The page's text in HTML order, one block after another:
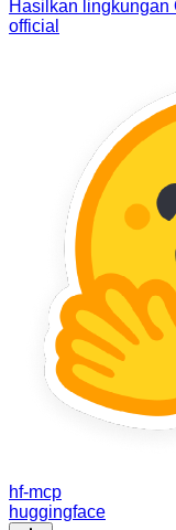
Hasilkan lingkungan
official
hf-mcp
huggingface